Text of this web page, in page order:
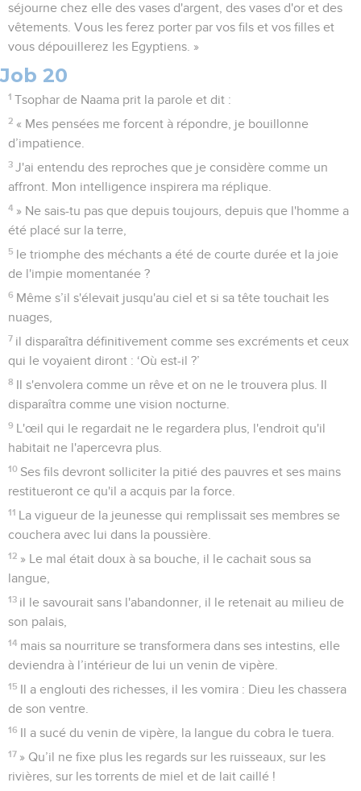
séjourne chez elle des vases d'argent, des vases d'or et des
vêtements. Vous les ferez porter par vos fils et vos filles et
vous dépouillerez les Egyptiens. »
Job 20
1 Tsophar de Naama prit la parole et dit :
2 « Mes pensées me forcent à répondre, je bouillonne
d’impatience.
3 J'ai entendu des reproches que je considère comme un
affront. Mon intelligence inspirera ma réplique.
4 » Ne sais-tu pas que depuis toujours, depuis que l'homme a
été placé sur la terre,
5 le triomphe des méchants a été de courte durée et la joie
de l'impie momentanée ?
6 Même s’il s'élevait jusqu'au ciel et si sa tête touchait les
nuages,
7 il disparaîtra définitivement comme ses excréments et ceux
qui le voyaient diront : ‘Où est-il ?’
8 Il s'envolera comme un rêve et on ne le trouvera plus. Il
disparaîtra comme une vision nocturne.
9 L'œil qui le regardait ne le regardera plus, l'endroit qu'il
habitait ne l'apercevra plus.
10 Ses fils devront solliciter la pitié des pauvres et ses mains
restitueront ce qu'il a acquis par la force.
11 La vigueur de la jeunesse qui remplissait ses membres se
couchera avec lui dans la poussière.
12 » Le mal était doux à sa bouche, il le cachait sous sa
langue,
13 il le savourait sans l'abandonner, il le retenait au milieu de
son palais,
14 mais sa nourriture se transformera dans ses intestins, elle
deviendra à l’intérieur de lui un venin de vipère.
15 Il a englouti des richesses, il les vomira : Dieu les chassera
de son ventre.
16 Il a sucé du venin de vipère, la langue du cobra le tuera.
17 » Qu’il ne fixe plus les regards sur les ruisseaux, sur les
rivières, sur les torrents de miel et de lait caillé !